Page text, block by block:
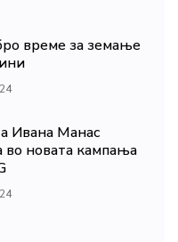
време за земање
Ивана Манас
во новата кампања